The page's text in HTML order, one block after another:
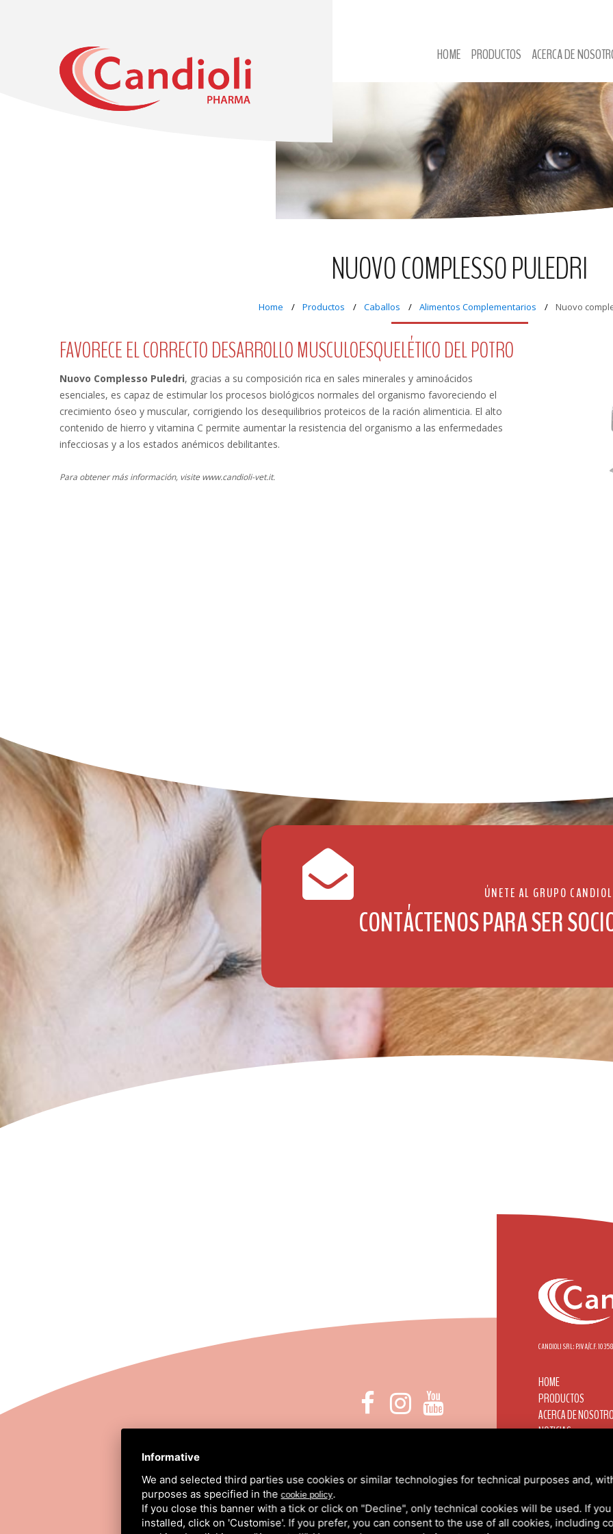
HOME PRODUCTOS ACERCA DE
NUOVO COMPLESSO PULEDRI
Home Productos Caballos Alimentos Complementarios Nuovo
FAVORECE EL CORRECTO DESARROLLO MUSCULOESQUELÉTICO DEL POTRO
Nuovo Complesso Puledri, gracias a su composición rica en sales minerales y aminoácidos
esenciales, es capaz de estimular los procesos biológicos normales del organismo favoreciendo el
crecimiento óseo y muscular, corrigiendo los desequilibrios proteicos de la ración alimenticia. El alto
contenido de hierro y vitamina C permite aumentar la resistencia del organismo a las enfermedades
infecciosas y a los estados anémicos debilitantes.
Para obtener más información, visite www.candioli-vet.it.
ÚNETE AL GRUPO
CONTÁCTENOS PARA SER
+39 011 3490232
CANDIOLI SRL: P.IVA/C.F.
HOME
PRODUCTOS
ACERCA DE
NOTICIAS
ÁREA RESERVADA
Informative
We and selected third parties use cookies or similar technologies for technical purposes and,
purposes as specified in thecookie policy.
If you close this banner with a tick or click on "Decline", only technical cookies will be used. If
installed, click on 'Customise'. If you prefer, you can consent to the use of all cookies, including